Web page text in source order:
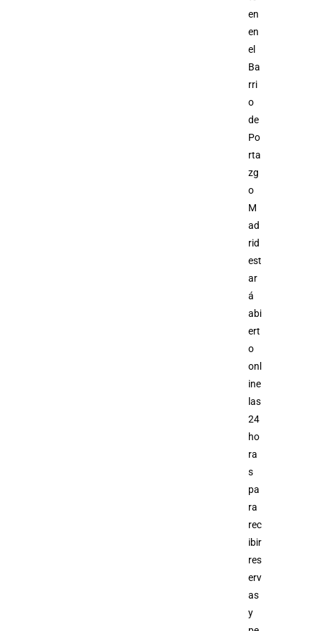
en
en
el
Ba
rri
o
de
Po
rta
zg
o
M
ad
rid
est
ar
á
abi
ert
o
onl
ine
las
24
ho
ra
s
pa
ra
rec
ibir
res
erv
as
y